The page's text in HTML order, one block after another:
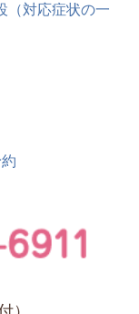
（対応症状の一